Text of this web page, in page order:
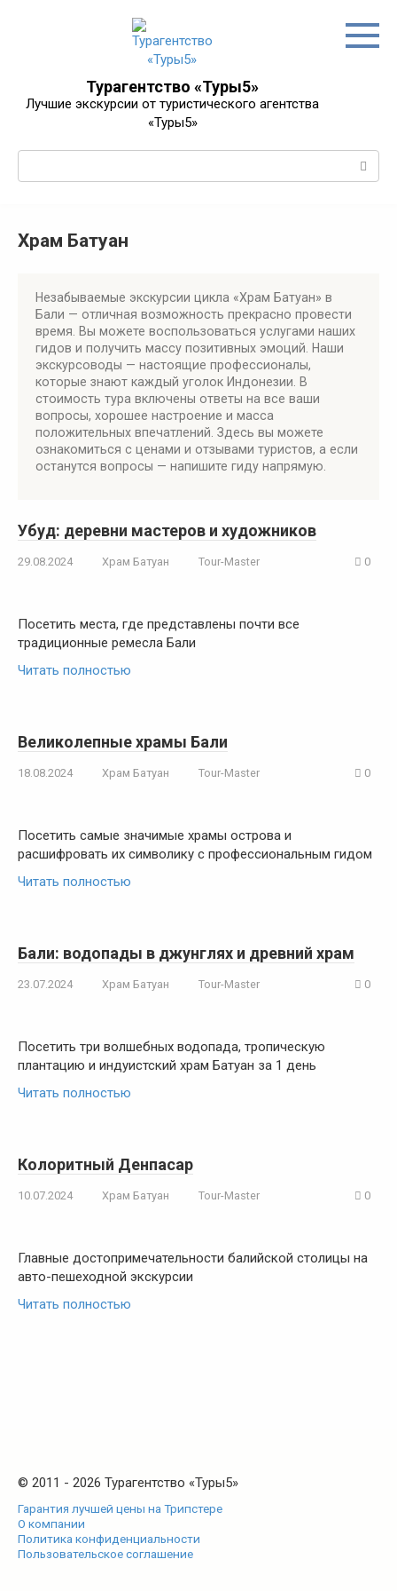
Турагентство «Туры5»
Лучшие экскурсии от туристического агентства
«Туры5»
Храм Батуан
Незабываемые экскурсии цикла «Храм Батуан» в
Бали — отличная возможность прекрасно провести
время. Вы можете воспользоваться услугами наших
гидов и получить массу позитивных эмоций. Наши
экскурсоводы — настоящие профессионалы,
которые знают каждый уголок Индонезии. В
стоимость тура включены ответы на все ваши
вопросы, хорошее настроение и масса
положительных впечатлений. Здесь вы можете
ознакомиться с ценами и отзывами туристов, а если
останутся вопросы — напишите гиду напрямую.
Убуд: деревни мастеров и художников
29.08.2024 Храм Батуан Tour-Master 0
Посетить места, где представлены почти все
традиционные ремесла Бали
Читать полностью
Великолепные храмы Бали
18.08.2024 Храм Батуан Tour-Master 0
Посетить самые значимые храмы острова и
расшифровать их символику с профессиональным гидом
Читать полностью
Бали: водопады в джунглях и древний храм
23.07.2024 Храм Батуан Tour-Master 0
Посетить три волшебных водопада, тропическую
плантацию и индуистский храм Батуан за 1 день
Читать полностью
Колоритный Денпасар
10.07.2024 Храм Батуан Tour-Master 0
Главные достопримечательности балийской столицы на
авто-пешеходной экскурсии
Читать полностью
© 2011 - 2026 Турагентство «Туры5»
Гарантия лучшей цены на Трипстере
О компании
Политика конфиденциальности
Пользовательское соглашение